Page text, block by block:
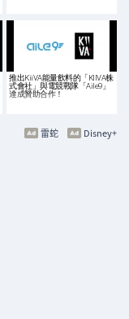
推出KiiVA能量飲料的「KIIVA株
式會社」與電競戰隊「Aile9」
達成贊助合作！
Disney+
雷蛇